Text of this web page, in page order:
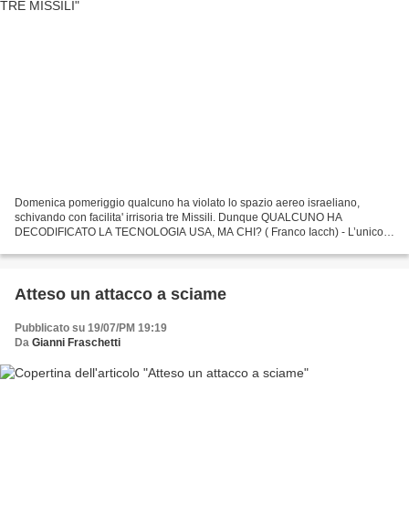
Domenica pomeriggio qualcuno ha violato lo spazio aereo israeliano,
schivando con facilita' irrisoria tre Missili. Dunque QUALCUNO HA
DECODIFICATO LA TECNOLOGIA USA, MA CHI? ( Franco Iacch) - L’unico
Atteso un attacco a sciame
Pubblicato su 19/07/PM 19:19
Da Gianni Fraschetti